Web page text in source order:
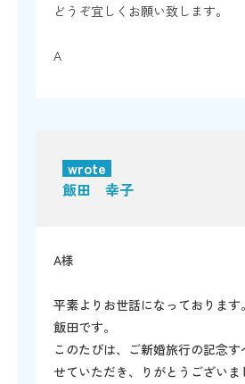
どうぞ宜しくお願い致します。
A
wrote
飯田 幸子
A様
平素よりお世話になっておりま
飯田です。
このたびは、ご新婚旅行の記念
せていただき、りがとうございま